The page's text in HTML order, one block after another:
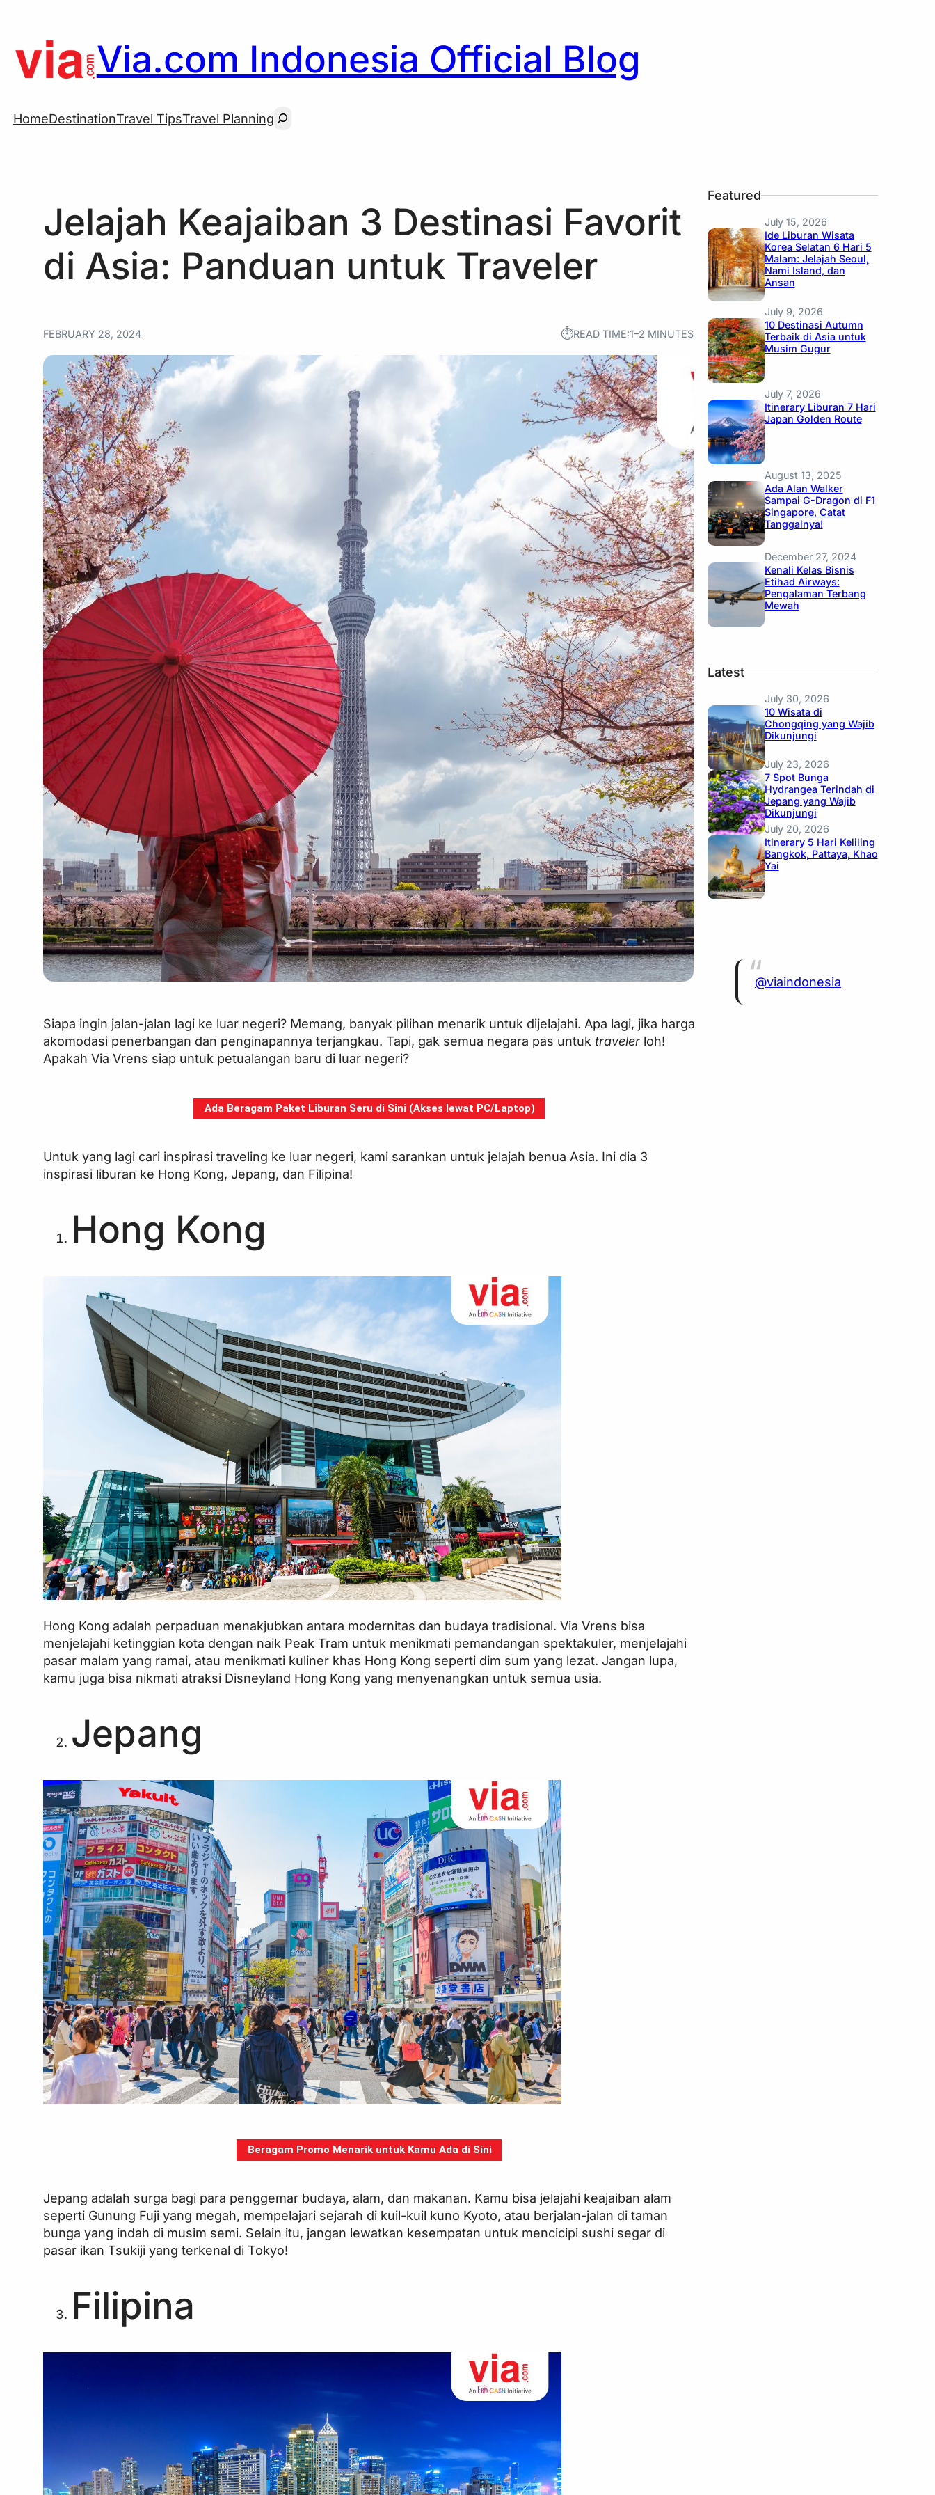
content
Via.com Indonesia Official Blog
HomeDestinationTravel TipsTravel PlanningSearch
Jelajah Keajaiban 3 Destinasi Favorit
di Asia: Panduan untuk Traveler
FEBRUARY 28, 2024 ⏱︎READ TIME:1–2 MINUTES
Siapa ingin jalan-jalan lagi ke luar negeri? Memang, banyak pilihan menarik untuk dijelajahi. Apa lagi, jika harga
akomodasi penerbangan dan penginapannya terjangkau. Tapi, gak semua negara pas untuk travelerloh!
Apakah Via Vrens siap untuk petualangan baru di luar negeri?
Ada Beragam Paket Liburan Seru di Sini (Akses lewat PC/Laptop)
Untuk yang lagi cari inspirasi traveling ke luar negeri, kami sarankan untuk jelajah benua Asia. Ini dia 3
inspirasi liburan ke Hong Kong, Jepang, dan Filipina!
Hong Kong
Hong Kong adalah perpaduan menakjubkan antara modernitas dan budaya tradisional. Via Vrens bisa
menjelajahi ketinggian kota dengan naik Peak Tram untuk menikmati pemandangan spektakuler, menjelajahi
pasar malam yang ramai, atau menikmati kuliner khas Hong Kong seperti dim sum yang lezat. Jangan lupa,
kamu juga bisa nikmati atraksi Disneyland Hong Kong yang menyenangkan untuk semua usia.
Jepang
Beragam Promo Menarik untuk Kamu Ada di Sini
Jepang adalah surga bagi para penggemar budaya, alam, dan makanan. Kamu bisa jelajahi keajaiban alam
seperti Gunung Fuji yang megah, mempelajari sejarah di kuil-kuil kuno Kyoto, atau berjalan-jalan di taman
bunga yang indah di musim semi. Selain itu, jangan lewatkan kesempatan untuk mencicipi sushi segar di
pasar ikan Tsukiji yang terkenal di Tokyo!
Filipina
Featured
July 15, 2026
Ide Liburan Wisata
Korea Selatan 6 Hari 5
Malam: Jelajah Seoul,
Nami Island, dan
Ansan
July 9, 2026
10 Destinasi Autumn
Terbaik di Asia untuk
Musim Gugur
July 7, 2026
Itinerary Liburan 7 Hari
Japan Golden Route
August 13, 2025
Ada Alan Walker
Sampai G-Dragon di F1
Singapore, Catat
Tanggalnya!
December 27, 2024
Kenali Kelas Bisnis
Etihad Airways:
Pengalaman Terbang
Mewah
Latest
July 30, 2026
10 Wisata di
Chongqing yang Wajib
Dikunjungi
July 23, 2026
7 Spot Bunga
Hydrangea Terindah di
Jepang yang Wajib
Dikunjungi
July 20, 2026
Itinerary 5 Hari Keliling
Bangkok, Pattaya, Khao
Yai
@viaindonesia